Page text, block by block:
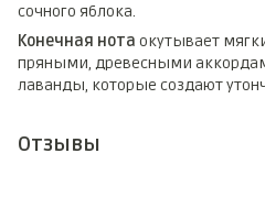
сочного яблока.
Конечная нота окутывает
пряными, древесными
лаванды, которые создают
Отзывы